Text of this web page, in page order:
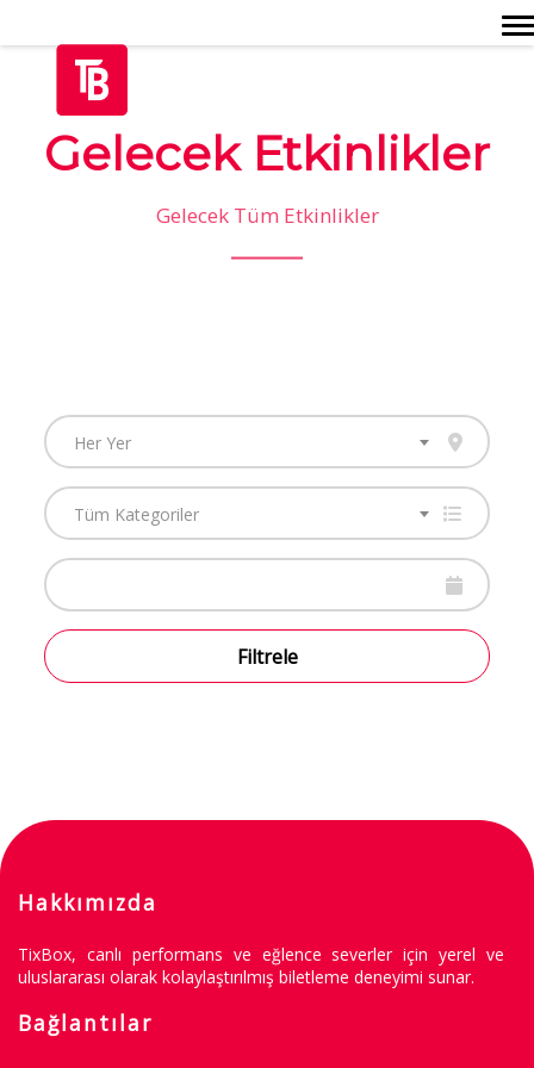
Gelecek Etkinlikler
Gelecek Tüm Etkinlikler
Her Yer
Tüm Kategoriler
Filtrele
Hakkımızda
TixBox, canlı performans ve eğlence severler için yerel ve
uluslararası olarak kolaylaştırılmış biletleme deneyimi sunar.
Bağlantılar